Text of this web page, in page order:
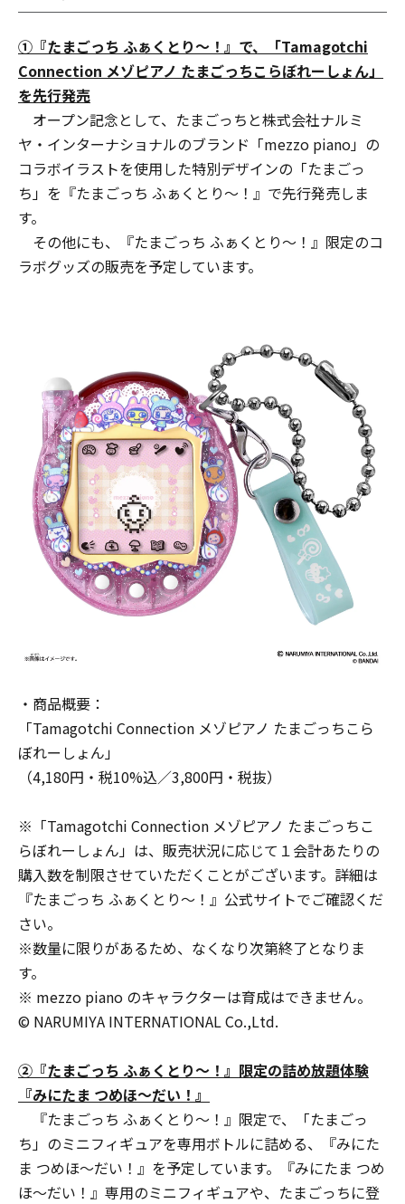
①『たまごっち ふぁくとり～！』で、「Tamagotchi
Connection メゾピアノ たまごっちこらぼれーしょん」
を先行発売
オープン記念として、たまごっちと株式会社ナルミ
ヤ・インターナショナルのブランド「mezzo piano」の
コラボイラストを使用した特別デザインの「たまごっ
ち」を『たまごっち ふぁくとり～！』で先行発売しま
す。
その他にも、『たまごっち ふぁくとり～！』限定のコ
ラボグッズの販売を予定しています。
・商品概要：
「Tamagotchi Connection メゾピアノ たまごっちこら
ぼれーしょん」
（4,180円・税10%込／3,800円・税抜）
※「Tamagotchi Connection メゾピアノ たまごっちこ
らぼれーしょん」は、販売状況に応じて１会計あたりの
購入数を制限させていただくことがございます。詳細は
『たまごっち ふぁくとり～！』公式サイトでご確認くだ
さい。
※数量に限りがあるため、なくなり次第終了となりま
す。
※ mezzo piano のキャラクターは育成はできません。
© NARUMIYA INTERNATIONAL Co.,Ltd.
②『たまごっち ふぁくとり～！』限定の詰め放題体験
『みにたま つめほ～だい！』
『たまごっち ふぁくとり～！』限定で、「たまごっ
ち」のミニフィギュアを専用ボトルに詰める、『みにた
ま つめほ～だい！』を予定しています。『みにたま つめ
ほ～だい！』専用のミニフィギュアや、たまごっちに登